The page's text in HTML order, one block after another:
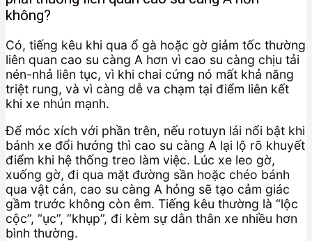
không?
Có, tiếng kêu khi qua ổ gà hoặc gờ giảm tốc thường
liên quan cao su càng A hơn vì cao su càng chịu tải
nén-nhả liên tục, vì khi chai cứng nó mất khả năng
triệt rung, và vì càng dễ va chạm tại điểm liên kết
khi xe nhún mạnh.
Để móc xích với phần trên, nếu rotuyn lái nổi bật khi
bánh xe đổi hướng thì cao su càng A lại lộ rõ khuyết
điểm khi hệ thống treo làm việc. Lúc xe leo gờ,
xuống gờ, đi qua mặt đường sần hoặc chéo bánh
qua vật cản, cao su càng A hỏng sẽ tạo cảm giác
gầm trước không còn êm. Tiếng kêu thường là “lộc
cộc”, “ục”, “khụp”, đi kèm sự dằn thân xe nhiều hơn
bình thường.